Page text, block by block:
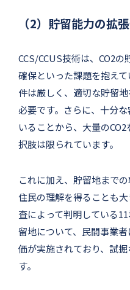
（2）貯留能力の拡
CCS/CCUS技術は、CO2
確保といった課題を抱え
件は厳しく、適切な貯留
必要です。さらに、十分
いることから、大量の
択肢は限られています。
これに加え、貯留地まで
住民の理解を得ることも
査によって判明している
留地について、民間事業
価が実施されており、試
す。